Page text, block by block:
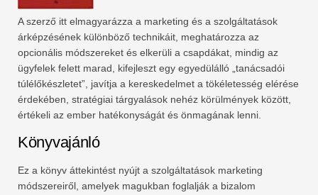
A szerző itt elmagyarázza a marketing és a szolgáltatások
árképzésének különböző technikáit, meghatározza az
opcionális módszereket és elkerüli a csapdákat, mindig az
ügyfelek felett marad, kifejleszt egy egyedülálló „tanácsadói
túlélőkészletet”, javítja a kereskedelmet a tökéletesség elérése
érdekében, stratégiai tárgyalások nehéz körülmények között,
értékeli az ember hatékonyságát és önmagának lenni.
Könyvajánló
Ez a könyv áttekintést nyújt a szolgáltatások marketing
módszereiről, amelyek magukban foglalják a bizalom